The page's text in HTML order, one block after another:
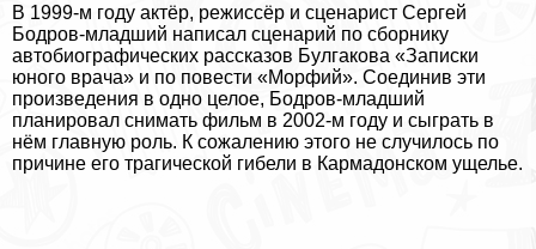
В 1999-м году актёр, режиссёр и сценарист Сергeй
Бодров-младший написал сценарий по сборнику
автобиографических рассказов Булгакова «Записки
юного врача» и по повести «Морфий». Соединив эти
произведения в одно целое, Бодров-младший
планировал снимать фильм в 2002-м году и сыграть в
нём главную роль. К сожалению этого не случилось по
причине его трагической гибели в Кармадонском ущелье.